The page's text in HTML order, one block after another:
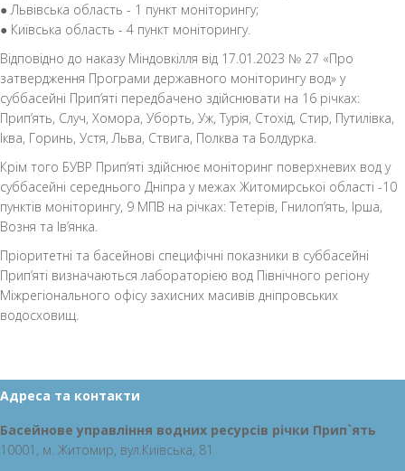
● Львівська область - 1 пункт моніторингу;
● Київська область - 4 пункт моніторингу.
Відповідно до наказу Міндовкілля від 17.01.2023 № 27 «Про
затвердження Програми державного моніторингу вод» у
суббасейні Прип’яті передбачено здійснювати на 16 річках:
Прип’ять, Случ, Хомора, Уборть, Уж, Турія, Стохід, Стир, Путилівка,
Іква, Горинь, Устя, Льва, Ствига, Полква та Болдурка.
Крім того БУВР Прип’яті здійснює моніторинг поверхневих вод у
суббасейні середнього Дніпра у межах Житомирської області -10
пунктів моніторингу, 9 МПВ на річках: Тетерів, Гнилоп’ять, Ірша,
Возня та Ів’янка.
Пріоритетні та басейнові специфічні показники в суббасейні
Прип’яті визначаються лабораторією вод Північного регіону
Міжрегіонального офісу захисних масивів дніпровських
водосховищ.
Адреса та контакти
Басейнове управління водних ресурсів річки Прип`ять
10001, м. Житомир, вул.Київська, 81